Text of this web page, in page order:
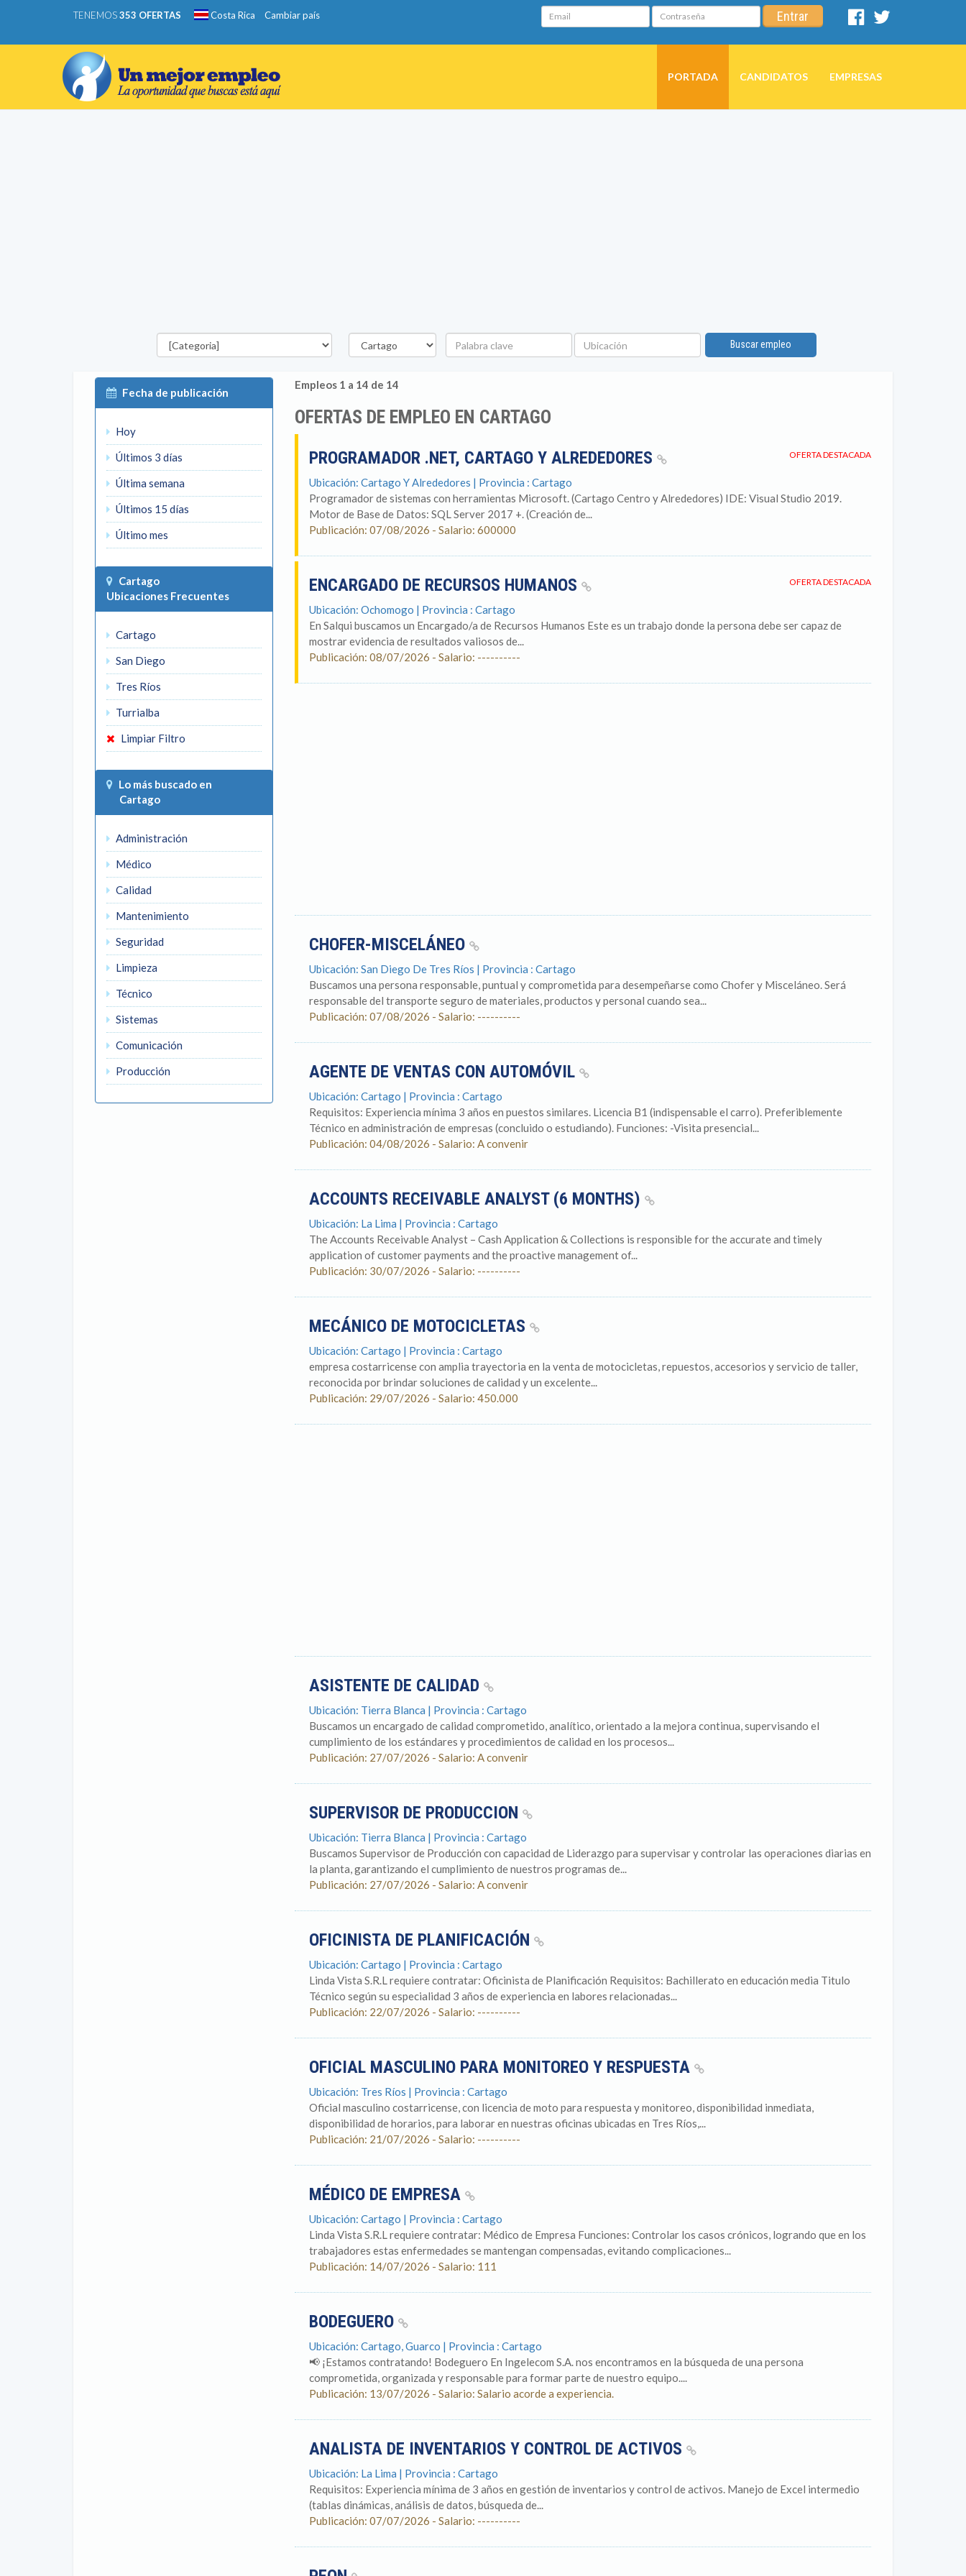
TENEMOS353 OFERTAS Costa Rica Cambiar país Email Contraseña Entrar
Facebook
PORTADA CANDIDATOS EMPRESAS
Categorías Provincia
Palabra
clave
Ubicación
Buscar empleo
Fecha de publicación
Hoy
Últimos 3 días
Última semana
Últimos 15 días
Último mes
Cartago
Ubicaciones Frecuentes
Cartago
San Diego
Tres Ríos
Turrialba
Limpiar Filtro
Lo más buscado en
Cartago
Administración
Médico
Calidad
Mantenimiento
Seguridad
Limpieza
Técnico
Sistemas
Comunicación
Producción
Empleos 1 a 14 de 14
OFERTAS DE EMPLEO EN CARTAGO
OFERTA DESTACADA
PROGRAMADOR .NET, CARTAGO Y ALREDEDORES
Ubicación: Cartago Y Alrededores | Provincia : Cartago
Programador de sistemas con herramientas Microsoft. (Cartago Centro y Alrededores) IDE: Visual Studio 2019.
Motor de Base de Datos: SQL Server 2017 +. (Creación de...
Publicación: 07/08/2026 - Salario: 600000
OFERTA DESTACADA
ENCARGADO DE RECURSOS HUMANOS
Ubicación: Ochomogo | Provincia : Cartago
En Salqui buscamos un Encargado/a de Recursos Humanos Este es un trabajo donde la persona debe ser capaz de
mostrar evidencia de resultados valiosos de...
Publicación: 08/07/2026 - Salario: ----------
CHOFER-MISCELÁNEO
Ubicación: San Diego De Tres Ríos | Provincia : Cartago
Buscamos una persona responsable, puntual y comprometida para desempeñarse como Chofer y Misceláneo. Será
responsable del transporte seguro de materiales, productos y personal cuando sea...
Publicación: 07/08/2026 - Salario: ----------
AGENTE DE VENTAS CON AUTOMÓVIL
Ubicación: Cartago | Provincia : Cartago
Requisitos: Experiencia mínima 3 años en puestos similares. Licencia B1 (indispensable el carro). Preferiblemente
Técnico en administración de empresas (concluido o estudiando). Funciones: -Visita presencial...
Publicación: 04/08/2026 - Salario: A convenir
ACCOUNTS RECEIVABLE ANALYST (6 MONTHS)
Ubicación: La Lima | Provincia : Cartago
The Accounts Receivable Analyst – Cash Application & Collections is responsible for the accurate and timely
application of customer payments and the proactive management of...
Publicación: 30/07/2026 - Salario: ----------
MECÁNICO DE MOTOCICLETAS
Ubicación: Cartago | Provincia : Cartago
empresa costarricense con amplia trayectoria en la venta de motocicletas, repuestos, accesorios y servicio de taller,
reconocida por brindar soluciones de calidad y un excelente...
Publicación: 29/07/2026 - Salario: 450.000
ASISTENTE DE CALIDAD
Ubicación: Tierra Blanca | Provincia : Cartago
Buscamos un encargado de calidad comprometido, analítico, orientado a la mejora continua, supervisando el
cumplimiento de los estándares y procedimientos de calidad en los procesos...
Publicación: 27/07/2026 - Salario: A convenir
SUPERVISOR DE PRODUCCION
Ubicación: Tierra Blanca | Provincia : Cartago
Buscamos Supervisor de Producción con capacidad de Liderazgo para supervisar y controlar las operaciones diarias en
la planta, garantizando el cumplimiento de nuestros programas de...
Publicación: 27/07/2026 - Salario: A convenir
OFICINISTA DE PLANIFICACIÓN
Ubicación: Cartago | Provincia : Cartago
Linda Vista S.R.L requiere contratar: Oficinista de Planificación Requisitos: Bachillerato en educación media Titulo
Técnico según su especialidad 3 años de experiencia en labores relacionadas...
Publicación: 22/07/2026 - Salario: ----------
OFICIAL MASCULINO PARA MONITOREO Y RESPUESTA
Ubicación: Tres Ríos | Provincia : Cartago
Oficial masculino costarricense, con licencia de moto para respuesta y monitoreo, disponibilidad inmediata,
disponibilidad de horarios, para laborar en nuestras oficinas ubicadas en Tres Ríos,...
Publicación: 21/07/2026 - Salario: ----------
MÉDICO DE EMPRESA
Ubicación: Cartago | Provincia : Cartago
Linda Vista S.R.L requiere contratar: Médico de Empresa Funciones: Controlar los casos crónicos, logrando que en los
trabajadores estas enfermedades se mantengan compensadas, evitando complicaciones...
Publicación: 14/07/2026 - Salario: 111
BODEGUERO
Ubicación: Cartago, Guarco | Provincia : Cartago
📢 ¡Estamos contratando! Bodeguero En Ingelecom S.A. nos encontramos en la búsqueda de una persona
comprometida, organizada y responsable para formar parte de nuestro equipo....
Publicación: 13/07/2026 - Salario: Salario acorde a experiencia.
ANALISTA DE INVENTARIOS Y CONTROL DE ACTIVOS
Ubicación: La Lima | Provincia : Cartago
Requisitos: Experiencia mínima de 3 años en gestión de inventarios y control de activos. Manejo de Excel intermedio
(tablas dinámicas, análisis de datos, búsqueda de...
Publicación: 07/07/2026 - Salario: ----------